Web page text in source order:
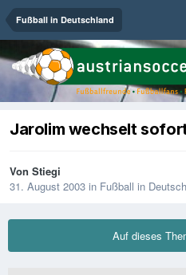
Fußball in Deutschland
Jarolim wechselt
Von Stiegi
31. August 2003 in Fußball in
Auf dieses